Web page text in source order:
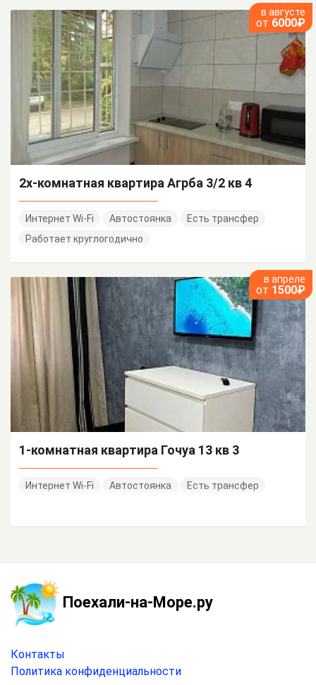
в августе
от 6000₽
2х-комнатная квартира Агрба 3/2 кв 4
Интернет Wi-Fi Автостоянка
Есть трансфер
Работает круглогодично
в апреле
от 1500₽
1-комнатная квартира Гочуа 13 кв 3
Интернет Wi-Fi Автостоянка Есть трансфер
Поехали-на-Море.ру
Контакты
Политика конфиденциальности